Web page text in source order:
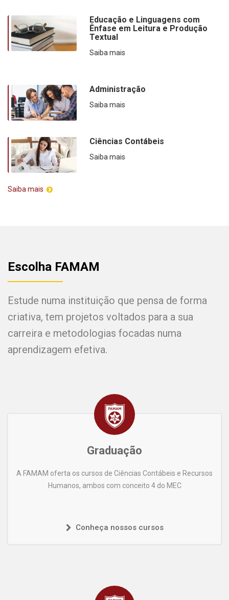
Educação e Linguagens com
Ênfase em Leitura e Produção
Textual
Saiba mais
Administração
Saiba mais
Ciências Contábeis
Saiba mais
Saiba mais
Escolha FAMAM
Estude numa instituição que pensa de forma
criativa, tem projetos voltados para a sua
carreira e metodologias focadas numa
aprendizagem efetiva.
Graduação
A FAMAM oferta os cursos de Ciências Contábeis e Recursos
Humanos, ambos com conceito 4 do MEC
Conheça nossos cursos